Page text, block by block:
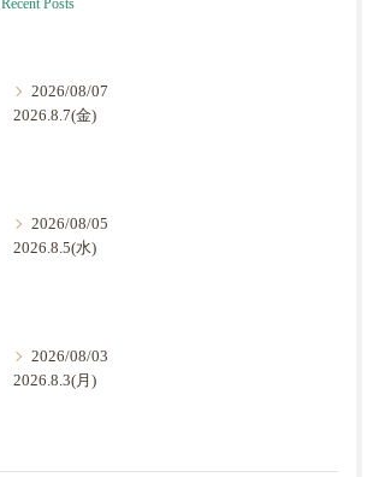
Recent Posts
2026/08/07
2026.8.7(金)
2026/08/05
2026.8.5(水)
2026/08/03
2026.8.3(月)